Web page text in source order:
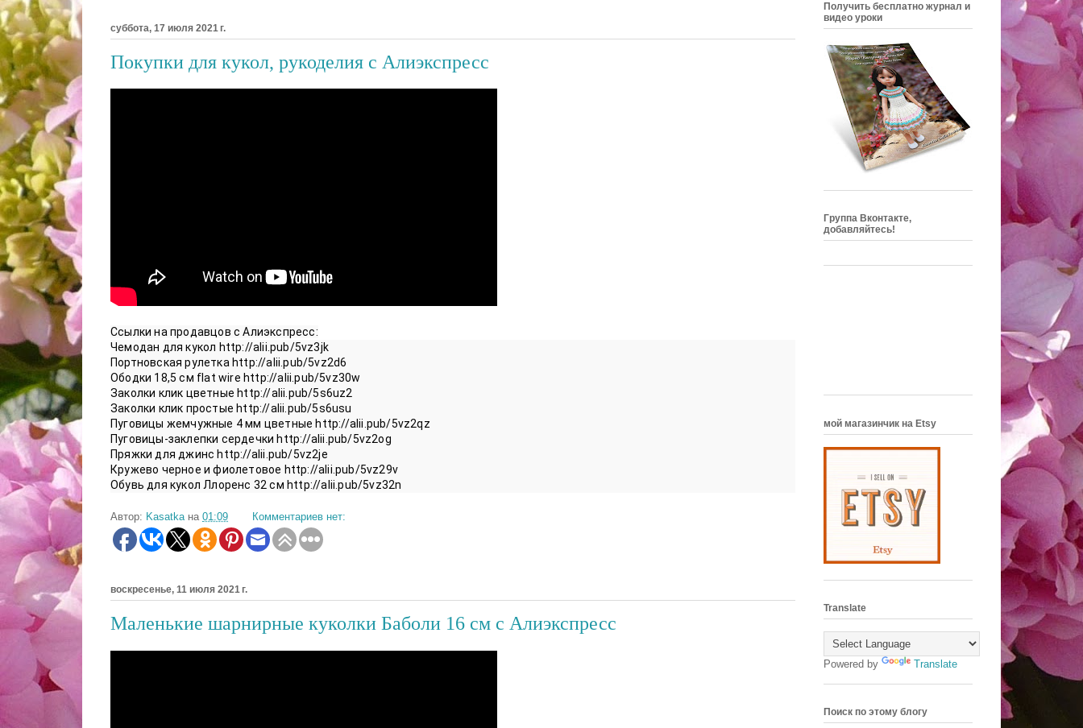
суббота, 17 июля 2021 г.
Покупки для кукол, рукоделия с Алиэкспресс
Ссылки на продавцов с Алиэкспресс:
Обувь для кукол Ллоренс 32 см http://alii.pub/5vz32n
Автор: Kasatka на 01:09 Комментариев нет:
воскресенье, 11 июля 2021 г.
Маленькие шарнирные куколки Баболи 16 см с Алиэкспресс
Получить бесплатно журнал и
видео уроки
Группа Вконтакте,
добавляйтесь!
мой магазинчик на Etsy
Translate
Powered by Translate
Поиск по этому блогу